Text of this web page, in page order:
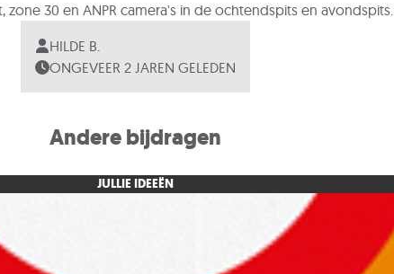
zone 30 en ANPR camera's in de ochtendspits en avondspits.
HILDE B.
ONGEVEER 2 JAREN GELEDEN
Andere bijdragen
JULLIE IDEEËN